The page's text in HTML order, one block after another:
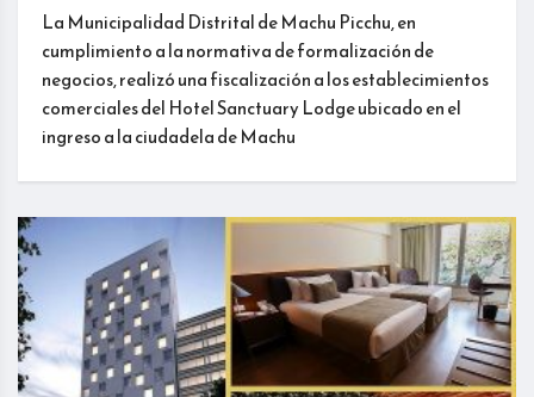
La Municipalidad Distrital de Machu Picchu, en
cumplimiento a la normativa de formalización de
negocios, realizó una fiscalización a los establecimientos
comerciales del Hotel Sanctuary Lodge ubicado en el
ingreso a la ciudadela de Machu